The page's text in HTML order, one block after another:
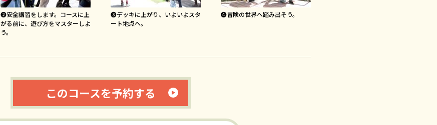
❷安全講習をします。コースに上
がる前に、遊び方をマスターしよ
う。
❸デッキに上がり、いよいよスタ
ート地点へ。
❹冒険の世界へ踏み出そう。
このコースを予約する